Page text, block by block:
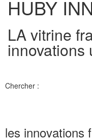
HUBY
LA vitrine
innovations
Chercher :
les innovations